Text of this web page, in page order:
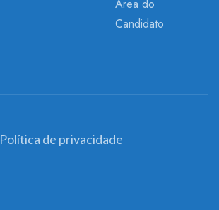
Área do
Candidato
Política de privacidade